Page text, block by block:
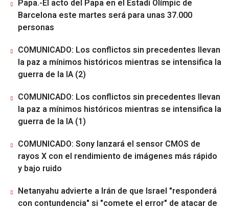
Papa.-El acto del Papa en el Estadi Olímpic de
Barcelona este martes será para unas 37.000
personas
COMUNICADO: Los conflictos sin precedentes llevan
la paz a mínimos históricos mientras se intensifica la
guerra de la IA (2)
COMUNICADO: Los conflictos sin precedentes llevan
la paz a mínimos históricos mientras se intensifica la
guerra de la IA (1)
COMUNICADO: Sony lanzará el sensor CMOS de
rayos X con el rendimiento de imágenes más rápido
y bajo ruido
Netanyahu advierte a Irán de que Israel "responderá
con contundencia" si "comete el error" de atacar de